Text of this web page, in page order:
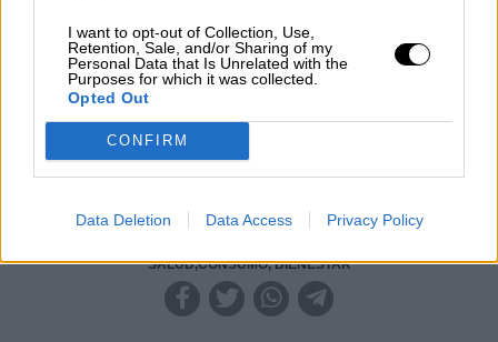
I want to opt-out of Collection, Use,
Retention, Sale, and/or Sharing of my
Personal Data that Is Unrelated with the
Purposes for which it was collected.
Opted Out
CONFIRM
Data Deletion Data Access Privacy Policy
NOTICIAS MAS VISTAS
LABERINTO ESPAÑOL | LABERINTO ESPAÑOL |
SALUD,CONSUMO, BIENESTAR